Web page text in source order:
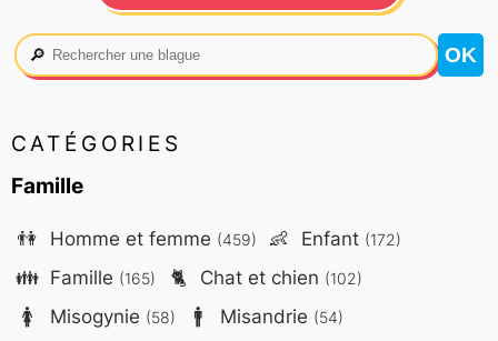
🔎
CATÉGORIES
Famille
👫 Homme et femme (459) 👶 Enfant (172)
👪 Famille (165) 🐈 Chat et chien (102)
🚺 Misogynie (58) 🚹 Misandrie (54)